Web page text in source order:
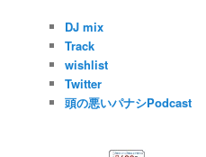
DJ mix
Track
wishlist
Twitter
頭の悪いパナシPodcast